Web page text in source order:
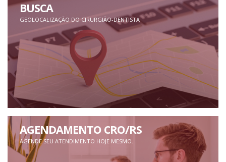
BUSCA
GEOLOCALIZAÇÃO DO CIRURGIÃO-DENTISTA
AGENDAMENTO CRO/RS
AGENDE SEU ATENDIMENTO HOJE MESMO.